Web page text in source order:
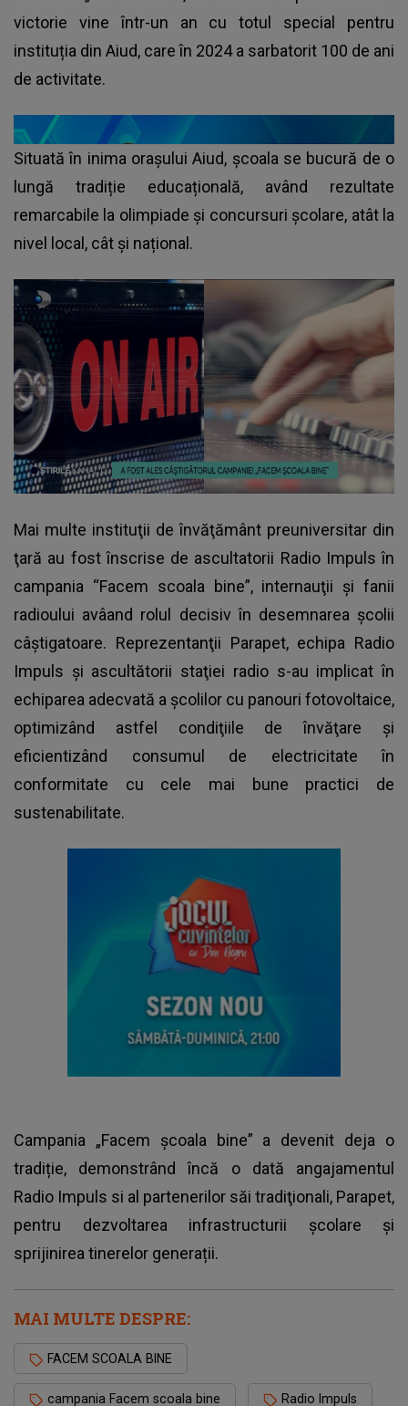
victorie vine într-un an cu totul special pentru
instituția din Aiud, care în 2024 a sarbatorit 100 de ani
de activitate.
Situată în inima orașului Aiud, școala se bucură de o
lungă tradiție educațională, având rezultate
remarcabile la olimpiade și concursuri școlare, atât la
nivel local, cât și național.
Mai multe instituţii de învăţământ preuniversitar din
ţară au fost înscrise de ascultatorii Radio Impuls în
campania “Facem scoala bine”, internauţii şi fanii
radioului avâand rolul decisiv în desemnarea şcolii
câştigatoare. Reprezentanţii Parapet, echipa Radio
Impuls şi ascultătorii staţiei radio s-au implicat în
echiparea adecvată a şcolilor cu panouri fotovoltaice,
optimizând astfel condiţiile de învăţare şi
eficientizând consumul de electricitate în
conformitate cu cele mai bune practici de
sustenabilitate.
Campania „Facem şcoala bine” a devenit deja o
tradiție, demonstrând încă o dată angajamentul
Radio Impuls si al partenerilor săi tradiţionali, Parapet,
pentru dezvoltarea infrastructurii școlare și
sprijinirea tinerelor generații.
MAI MULTE DESPRE:
FACEM SCOALA BINE
campania Facem scoala bine Radio Impuls